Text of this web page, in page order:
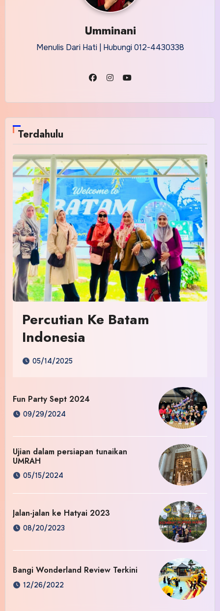
Umminani
Menulis Dari Hati | Hubungi 012-4430338
Terdahulu
Percutian Ke Batam
Indonesia
05/14/2025
Fun Party Sept 2024
09/29/2024
Ujian dalam persiapan tunaikan
UMRAH
05/15/2024
Jalan-jalan ke Hatyai 2023
08/20/2023
Bangi Wonderland Review Terkini
12/26/2022